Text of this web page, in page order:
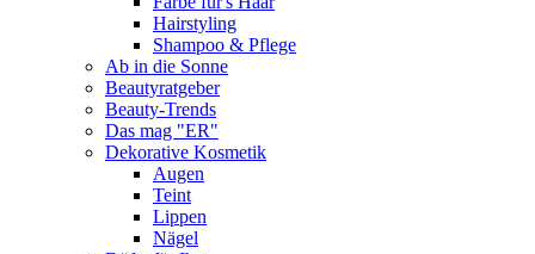
Hairstyling
Shampoo & Pflege
Ab in die Sonne
Beautyratgeber
Beauty-Trends
Das mag "ER"
Dekorative Kosmetik
Augen
Teint
Lippen
Nägel